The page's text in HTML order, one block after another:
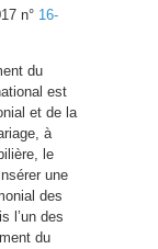
n° 16-
du
est
et de la
à
le
une
des
l’un des
du